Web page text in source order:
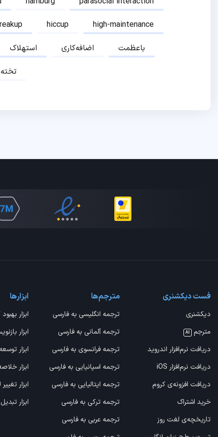
hiccup
high-maintenance
استهلاک
اضافه‌کاری
باعظمت
فست دیکشنری
دیکشنری
مترجم
AI
دریافت نرم‌افزار اندروید
دریافت نرم‌افزار iOS
دریافت افزونه‌ی کروم
خرید اشتراک
تاریخچه‌ی لغت روز
مترجم‌ها
ترجمه انگلیسی به فارسی
ترجمه آلمانی به فارسی
ترجمه فرانسوی به فارسی
ترجمه اسپانیایی به فارسی
ترجمه ایتالیایی به فارسی
ترجمه ترکی به فارسی
ترجمه عربی به فارسی
ابزارها
ابزار
ابزار
ابزار
ابزار
ابزار
ابزار